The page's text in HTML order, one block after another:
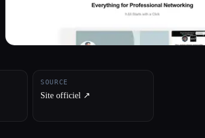
SOURCE
Site officiel ↗︎